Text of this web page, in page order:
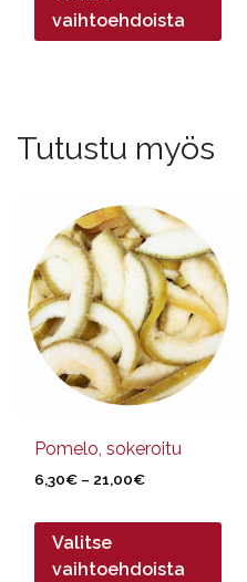
39,80€
vaihtoehdoista
Tutustu myös
Pomelo, sokeroitu
6,30€ – 21,00€Hintaluokka:
-
Valitse
vaihtoehdoista
tuotteella
useampi
muunnelma.
Voit
tehdä
valinnat
sivulla.